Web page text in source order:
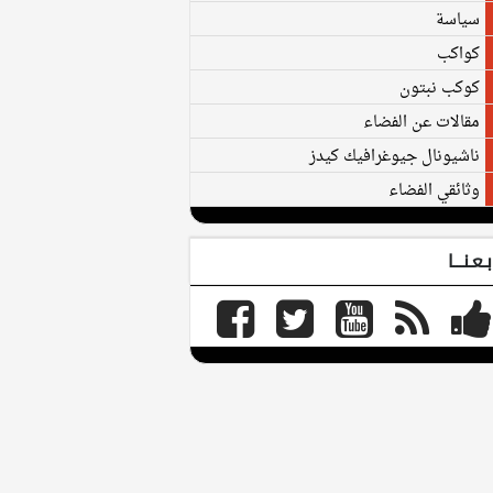
سياسة
كواكب
كوكب نبتون
مقالات عن الفضاء
ناشيونال جيوغرافيك كيدز
وثائقي الفضاء